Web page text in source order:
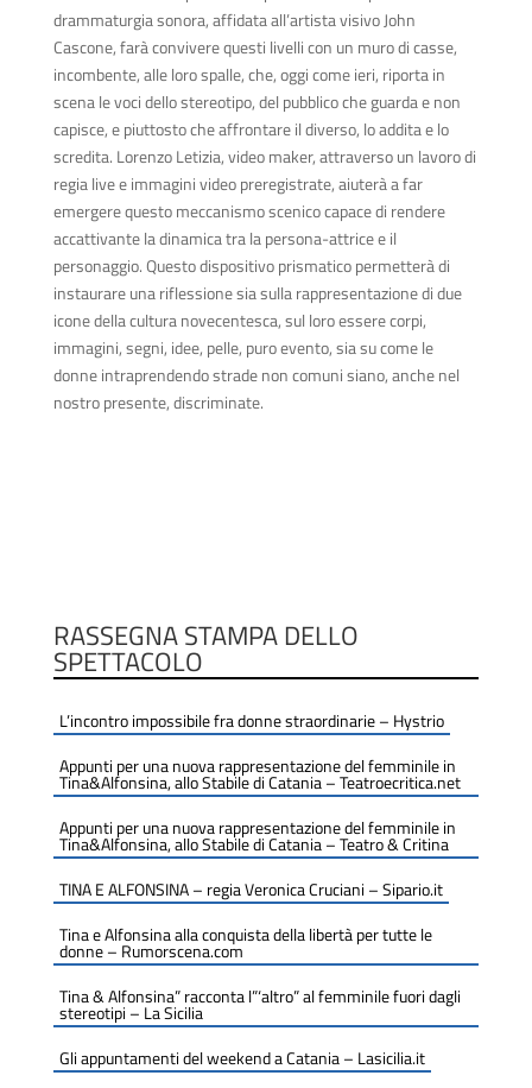
drammaturgia sonora, affidata all’artista visivo John
Cascone, farà convivere questi livelli con un muro di casse,
incombente, alle loro spalle, che, oggi come ieri, riporta in
scena le voci dello stereotipo, del pubblico che guarda e non
capisce, e piuttosto che affrontare il diverso, lo addita e lo
scredita. Lorenzo Letizia, video maker, attraverso un lavoro di
regia live e immagini video preregistrate, aiuterà a far
emergere questo meccanismo scenico capace di rendere
accattivante la dinamica tra la persona-attrice e il
personaggio. Questo dispositivo prismatico permetterà di
instaurare una riflessione sia sulla rappresentazione di due
icone della cultura novecentesca, sul loro essere corpi,
immagini, segni, idee, pelle, puro evento, sia su come le
donne intraprendendo strade non comuni siano, anche nel
nostro presente, discriminate.
RASSEGNA STAMPA DELLO
SPETTACOLO
L’incontro impossibile fra donne straordinarie – Hystrio
Appunti per una nuova rappresentazione del femminile in
Tina&Alfonsina, allo Stabile di Catania – Teatroecritica.net
Appunti per una nuova rappresentazione del femminile in
Tina&Alfonsina, allo Stabile di Catania – Teatro & Critina
TINA E ALFONSINA – regia Veronica Cruciani – Sipario.it
Tina e Alfonsina alla conquista della libertà per tutte le
donne – Rumorscena.com
Tina & Alfonsina” racconta l”‘altro” al femminile fuori dagli
stereotipi – La Sicilia
Gli appuntamenti del weekend a Catania – Lasicilia.it